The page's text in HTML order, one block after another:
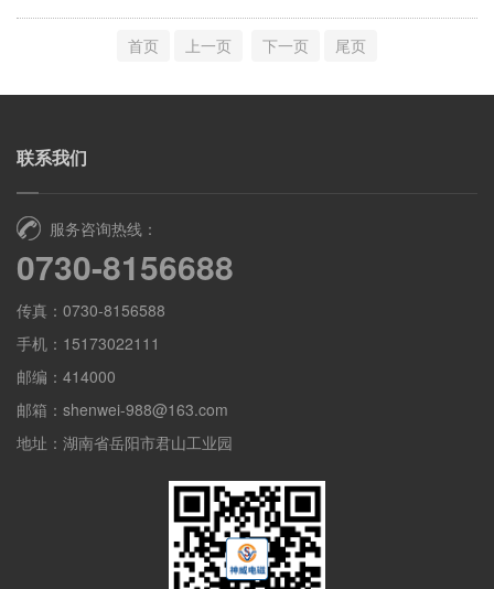
首页 上一页 下一页 尾页
联系我们
服务咨询热线：
0730-8156688
传真：0730-8156588
手机：15173022111
邮编：414000
邮箱：shenwei-988@163.com
地址：湖南省岳阳市君山工业园